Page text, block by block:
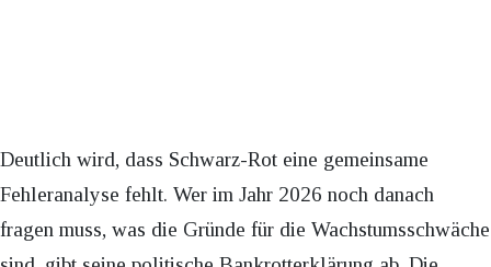
Deutlich wird, dass Schwarz-Rot eine gemeinsame
Fehleranalyse fehlt. Wer im Jahr 2026 noch danach
fragen muss, was die Gründe für die Wachstumsschwäche